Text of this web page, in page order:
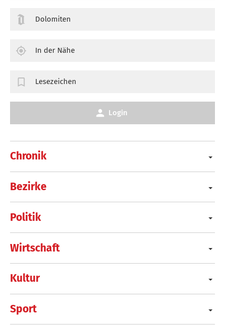
Chronik
Bezirke
Politik
Wirtschaft
Kultur
Sport
Dolomiten
In der Nähe
Lesezeichen
Login